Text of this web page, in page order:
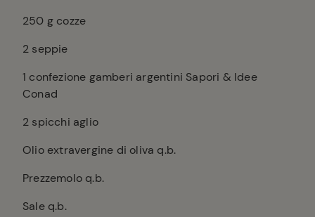
250 g cozze
2 seppie
1 confezione gamberi argentini Sapori & Idee
Conad
2 spicchi aglio
Olio extravergine di oliva q.b.
Prezzemolo q.b.
Sale q.b.